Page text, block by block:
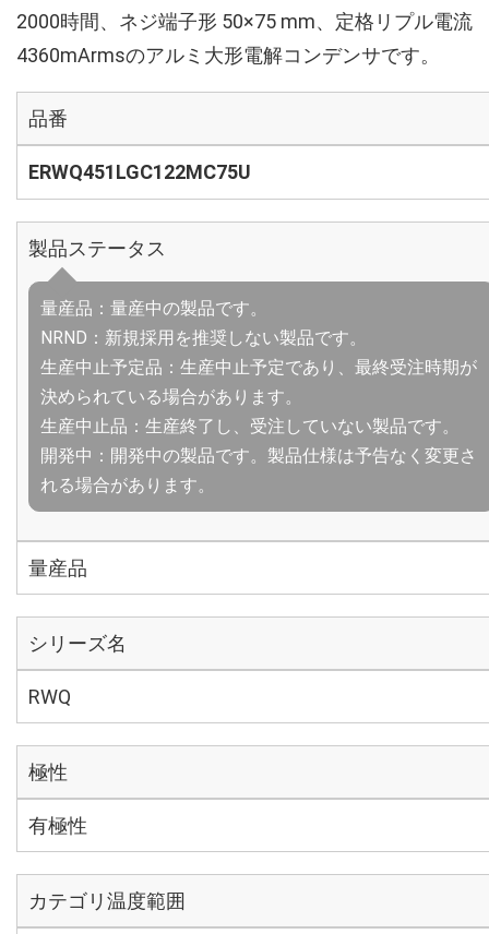
2000時間、ネジ端子形 50×75 mm、定格リプル電流
4360mArmsのアルミ大形電解コンデンサです。
品番
ERWQ451LGC122MC75U
製品ステータス
量産品：量産中の製品です。
NRND：新規採用を推奨しない製品です。
生産中止予定品：生産中止予定であり、最終受注時期が
決められている場合があります。
生産中止品：生産終了し、受注していない製品です。
開発中：開発中の製品です。製品仕様は予告なく変更さ
れる場合があります。
量産品
シリーズ名
RWQ
極性
有極性
カテゴリ温度範囲